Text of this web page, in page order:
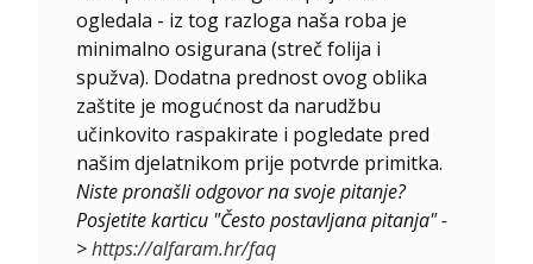
ogledala - iz tog razloga naša roba je
minimalno osigurana (streč folija i
spužva). Dodatna prednost ovog oblika
zaštite je mogućnost da narudžbu
učinkovito raspakirate i pogledate pred
našim djelatnikom prije potvrde primitka.
Niste pronašli odgovor na svoje pitanje?
Posjetite karticu "Često postavljana pitanja" -
>https://alfaram.hr/faq